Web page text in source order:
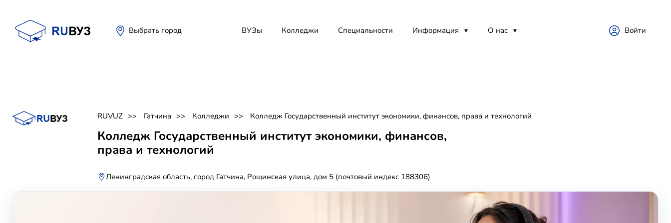
Выбрать город ВУЗы Колледжи Специальности Информация О нас Войти
RUVUZ Гатчина Колледжи Колледж Государственный институт экономики, финансов, права и технологий
Колледж Государственный институт экономики, финансов,
права и технологий
Ленинградская область, город Гатчина, Рощинская улица, дом 5 (почтовый индекс 188306)